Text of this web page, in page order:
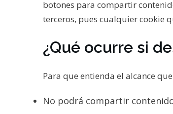
botones para compartir
terceros, pues cualquier cookie
¿Qué ocurre si
Para que entienda el alcance
No podrá compartir